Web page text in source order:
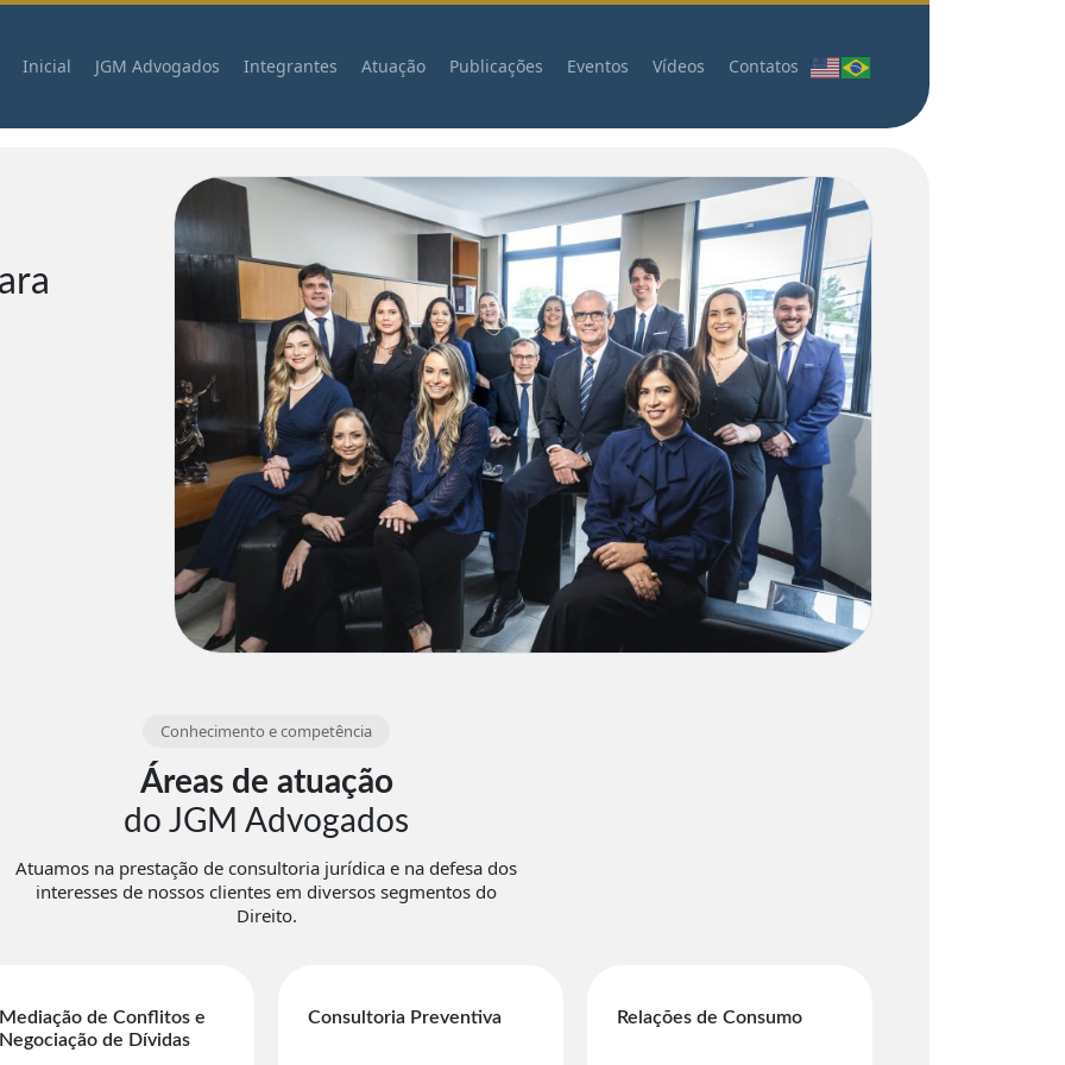
Inicial JGM Advogados Integrantes Atuação Publicações Eventos Vídeos Contatos
Conhecimento e competência
Áreas de atuação
do JGM Advogados
Atuamos na prestação de consultoria jurídica e na defesa dos
interesses de nossos clientes em diversos segmentos do
Direito.
Mediação de Conflitos e
Negociação de Dívidas
Consultoria Preventiva Relações de Consumo